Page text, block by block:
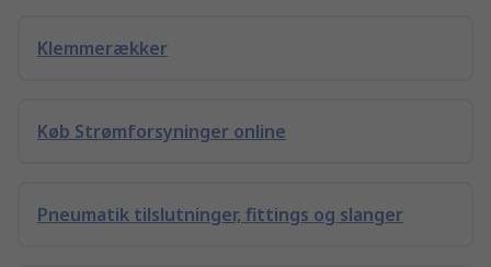
Klemmerækker
Køb Strømforsyninger online
Pneumatik tilslutninger, fittings og slanger